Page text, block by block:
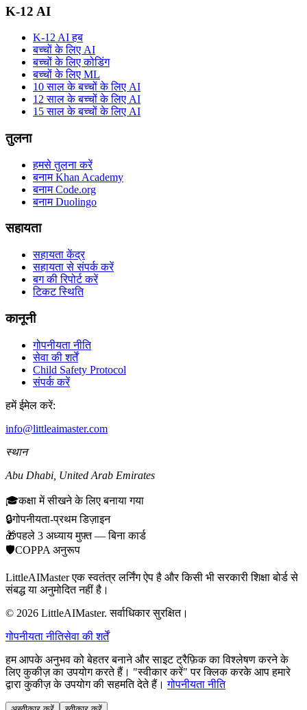
K-12 AI
K-12 AI हब
बच्चों के लिए AI
बच्चों के लिए कोडिंग
बच्चों के लिए ML
10 साल के बच्चों के लिए AI
12 साल के बच्चों के लिए AI
15 साल के बच्चों के लिए AI
तुलना
हमसे तुलना करें
बनाम Khan Academy
बनाम Code.org
बनाम Duolingo
सहायता
सहायता केंद्र
सहायता से संपर्क करें
बग की रिपोर्ट करें
टिकट स्थिति
कानूनी
गोपनीयता नीति
सेवा की शर्तें
Child Safety Protocol
संपर्क करें
हमें ईमेल करें:
info@littleaimaster.com
स्थान
Abu Dhabi United Arab Emirates
🎓कक्षा में सीखने के लिए बनाया गया
🔒गोपनीयता-प्रथम डिज़ाइन
🎁पहले 3 अध्याय मुफ़्त — बिना कार्ड
🛡️COPPA अनुरूप
LittleAIMaster एक स्वतंत्र लर्निंग ऐप है और किसी भी सरकारी शिक्षा बोर्ड से
संबद्ध या अनुमोदित नहीं है।
© 2026 LittleAIMaster. सर्वाधिकार सुरक्षित।
गोपनीयता नीतिसेवा की शर्तें
हम आपके अनुभव को बेहतर बनाने और साइट ट्रैफ़िक का विश्लेषण करने के
लिए कुकीज़ का उपयोग करते हैं। "स्वीकार करें" पर क्लिक करके आप हमारे
द्वारा कुकीज़ के उपयोग की सहमति देते हैं। गोपनीयता नीति